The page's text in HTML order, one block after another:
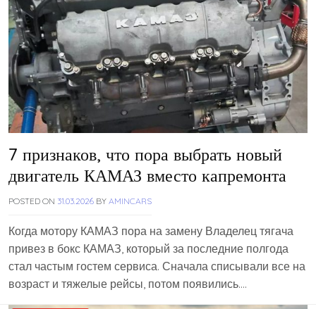
7 признаков, что пора выбрать новый
двигатель КАМАЗ вместо капремонта
POSTED ON 31.03.2026 BY AMINCARS
Когда мотору КАМАЗ пора на замену Владелец тягача
привез в бокс КАМАЗ, который за последние полгода
стал частым гостем сервиса. Сначала списывали все на
возраст и тяжелые рейсы, потом появились….